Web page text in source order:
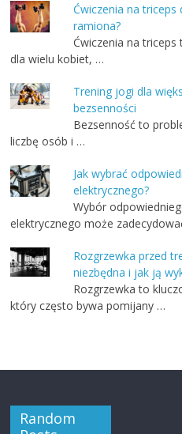
Ćwiczenia na
ramiona?
Ćwiczenia na
dla wielu kobiet, …
Trening jogi dla
bezsenności
Bezsenność to
liczbę osób i …
Jak wybrać
elektrycznego?
Wybór
elektrycznego może
Rozgrzewka przed
niezbędna i jak ją
Rozgrzewka to
który często bywa pomijany …
Random